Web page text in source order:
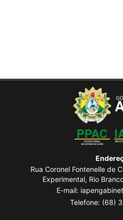
Rua Coronel Fontenelle de
Experimental, Rio
E-mail:
Telefone: (68)